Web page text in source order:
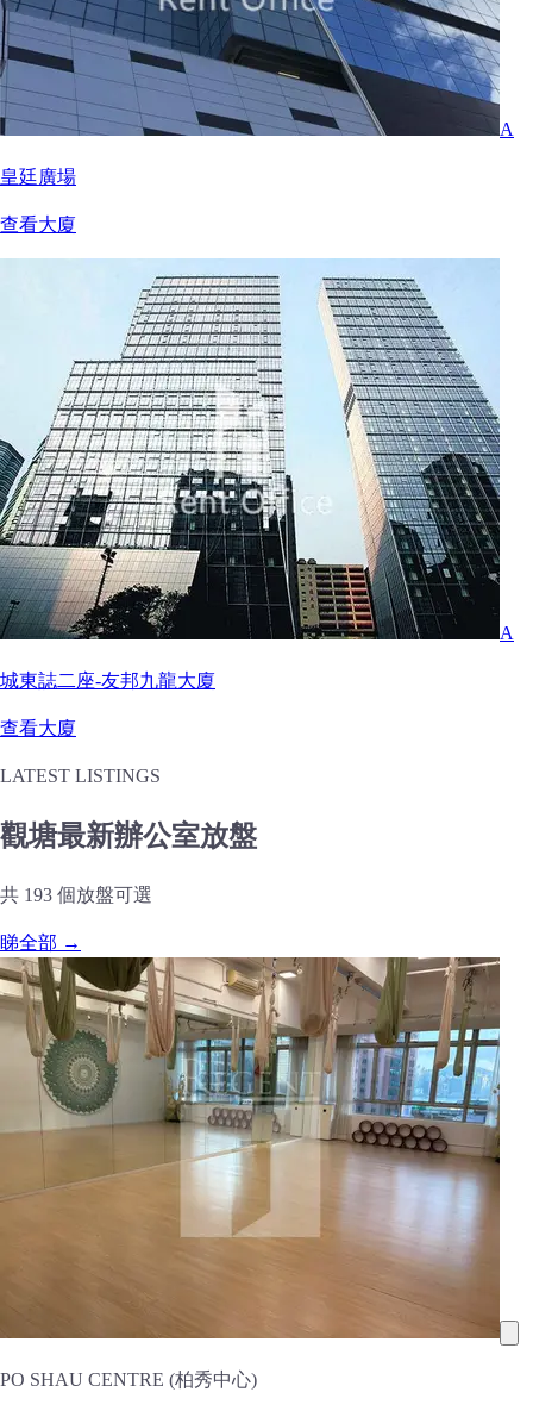
A
皇廷廣場
查看大廈
A
城東誌二座-友邦九龍大廈
查看大廈
LATEST LISTINGS
觀塘最新辦公室放盤
共 193 個放盤可選
睇全部 →
PO SHAU CENTRE (柏秀中心)